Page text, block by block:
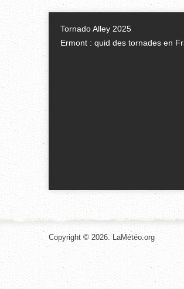
Tornado Alley 2025
Ermont : quid des tornades en
Copyright © 2026. LaMétéo.org